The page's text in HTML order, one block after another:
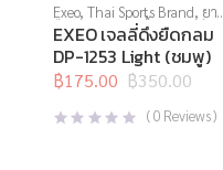
Exeo,Thai Sports Brand, ยาง
ยืด,สร้างกล้ามเนื้อ,สินค้าล็อต
สุดท้าย,อุปกรณ์บริหารกาย,
อุปกรณ์ยืดเหยียด
EXEO เจลลี่ดึงยืดกลม
DP-1253 Light (ชมพู)
฿350.00
Original
was:
฿175.00
Current
is:
(0 Reviews )